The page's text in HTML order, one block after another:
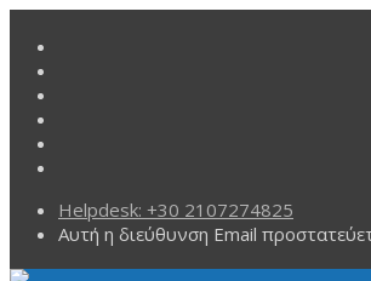
Helpdesk: +30 2107274825
Αυτή η διεύθυνση Email